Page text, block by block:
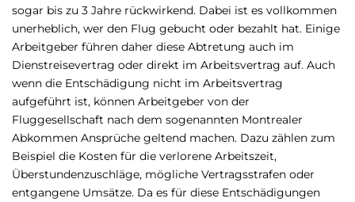
sogar bis zu 3 Jahre rückwirkend. Dabei ist es vollkommen
unerheblich, wer den Flug gebucht oder bezahlt hat. Einige
Arbeitgeber führen daher diese Abtretung auch im
Dienstreisevertrag oder direkt im Arbeitsvertrag auf. Auch
wenn die Entschädigung nicht im Arbeitsvertrag
aufgeführt ist, können Arbeitgeber von der
Fluggesellschaft nach dem sogenannten Montrealer
Abkommen Ansprüche geltend machen. Dazu zählen zum
Beispiel die Kosten für die verlorene Arbeitszeit,
Überstundenzuschläge, mögliche Vertragsstrafen oder
entgangene Umsätze. Da es für diese Entschädigungen